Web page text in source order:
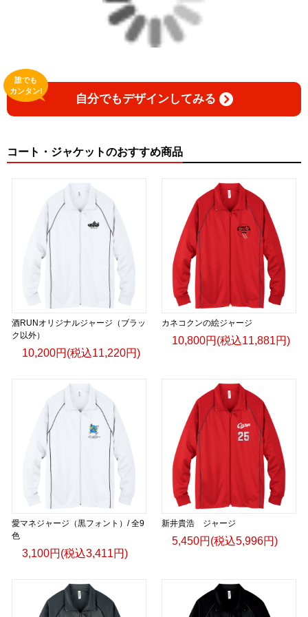
自分でもデザインしてみる
誰でも
カンタン!
コート・ジャケットのおすすめ商品
酒RUNオリジナルジャージ（ブラッ
ク以外）
10,200円(税込11,220円)
カネコクンの絵ジャージ
10,800円(税込11,881円)
愛マネジャージ（黒フォント）/ 全9
色
3,100円(税込3,411円)
新井貴浩 ジャージ
5,450円(税込5,996円)